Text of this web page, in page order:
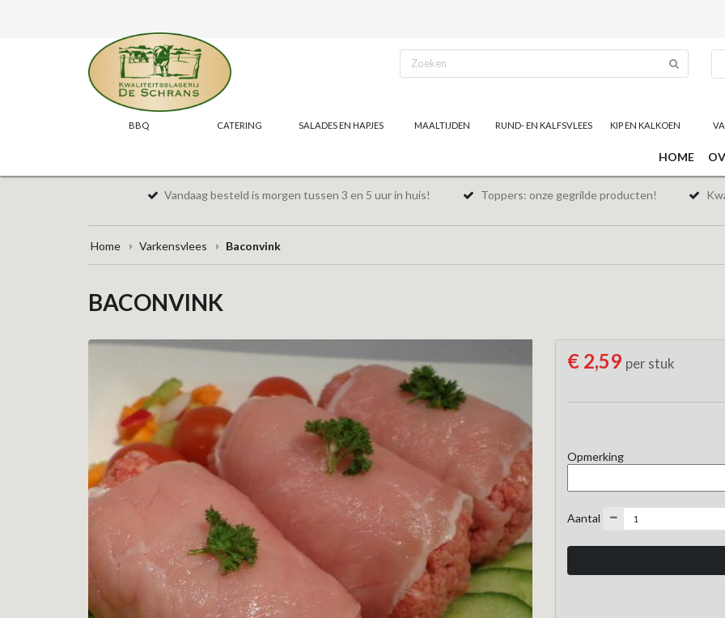
BBQ CATERING SALADES EN HAPJES MAALTIJDEN RUND- EN KALFSVLEES KIP EN KALKOEN
HOME
Vandaag besteld is morgen tussen 3 en 5 uur in huis! Toppers: onze gegrilde producten!
Home Varkensvlees Baconvink
BACONVINK
€ 2,59 per stuk
Opmerking
Aantal